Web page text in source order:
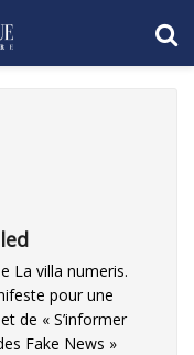
La villa numeris.
pour une
de « S’informer
Fake News »